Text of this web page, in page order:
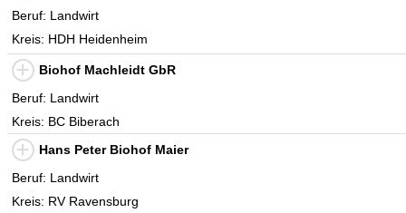
Beruf: Landwirt
Kreis: HDH Heidenheim
Biohof Machleidt GbR
Beruf: Landwirt
Kreis: BC Biberach
Hans Peter Biohof Maier
Beruf: Landwirt
Kreis: RV Ravensburg